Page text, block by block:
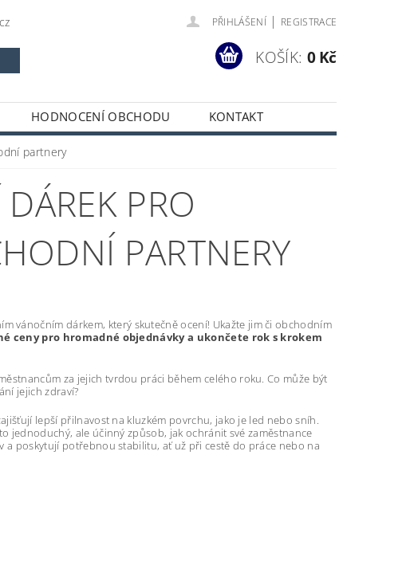
PŘIHLÁŠENÍ | REGISTRACE
KOŠÍK: 0 Kč
HODNOCENÍ OBCHODU
KONTAKT
partnery
PRO
PARTNERY
vánočním dárkem, který skutečně ocení! Ukažte jim či obchodním
ceny pro hromadné objednávky a ukončete rok s krokem
za jejich tvrdou práci během celého roku. Co může být
jejich zdraví?
lepší přilnavost na kluzkém povrchu, jako je led nebo sníh.
jednoduchý, ale účinný způsob, jak ochránit své zaměstnance
a poskytují potřebnou stabilitu, ať už při cestě do práce nebo na